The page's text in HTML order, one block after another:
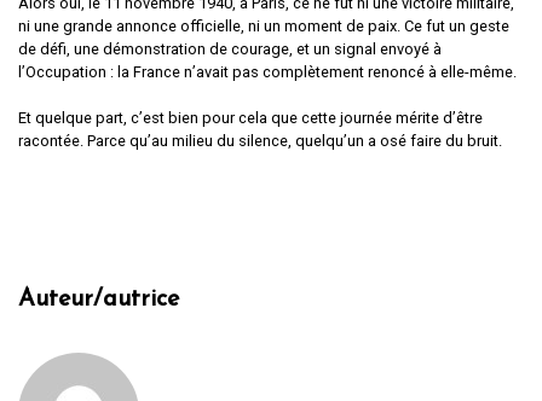
ni une grande annonce officielle, ni un moment de paix. Ce fut un geste
de défi, une démonstration de courage, et un signal envoyé à
l’Occupation : la France n’avait pas complètement renoncé à elle-même.
Et quelque part, c’est bien pour cela que cette journée mérite d’être
racontée. Parce qu’au milieu du silence, quelqu’un a osé faire du bruit.
Auteur/autrice